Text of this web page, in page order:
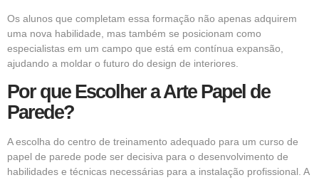
Os alunos que completam essa formação não apenas adquirem
uma nova habilidade, mas também se posicionam como
especialistas em um campo que está em contínua expansão,
ajudando a moldar o futuro do design de interiores.
Por que Escolher a Arte Papel de
Parede?
A escolha do centro de treinamento adequado para um curso de
papel de parede pode ser decisiva para o desenvolvimento de
habilidades e técnicas necessárias para a instalação profissional. A